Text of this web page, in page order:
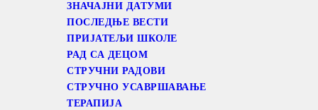
ЗНАЧАЈНИ ДАТУМИ
ПОСЛЕДЊЕ ВЕСТИ
ПРИЈАТЕЉИ ШКОЛЕ
РАД СА ДЕЦОМ
СТРУЧНИ РАДОВИ
СТРУЧНО УСАВРШАВАЊЕ
ТЕРАПИЈА